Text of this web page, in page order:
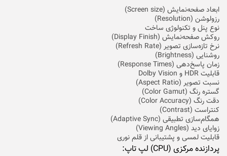
ابعاد صفحه‌نمایش (Screen size)
رزولوشن (Resolution)
نوع پنل و تکنولوژی ساخت
روکش صفحه‌نمایش (Display Finish)
نرخ تازه‌سازی تصویر (Refresh Rate)
روشنایی (Brightness)
زمان پاسخ‌دهی (Response Times)
قابلیت HDR و Dolby Vision
نسبت تصویر (Aspect Ratio)
گستره رنگ (Color Gamut)
دقت رنگ (Color Accuracy)
کنتراست (Contrast)
همگام‌سازی تطبیقی (Adaptive Sync)
زوایای دید (Viewing Angles)
قابلیت لمسی و پشتیبانی از قلم نوری
پردازنده مرکزی (CPU) لپ تاپ: